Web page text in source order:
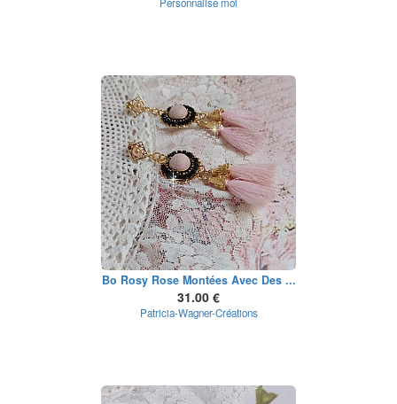
Bo Rosy Rose Montées Avec Des ...
31.00 €
Patricia-Wagner-Créations